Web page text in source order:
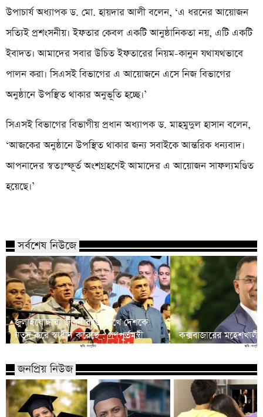
উপাচার্য অধ্যাপক ড. মো. হায়দার আলী বলেন, ‘এ ধরনের আয়োজন
সত্যিই প্রশংসনীয়। ইফতার কেবল একটি আনুষ্ঠানিকতা নয়, এটি একটি
ইবাদত। আমাদের সবার উচিত ইফতারের নিয়ম-কানুন যথাযথভাবে
পালন করা। সিএসই বিভাগের এ আয়োজনে এসে নিজ বিভাগের
অনুষ্ঠানে উপস্থিত থাকার অনুভূতি হচ্ছে।’
সিএসই বিভাগের বিভাগীয় প্রধান অধ্যাপক ড. মাহমুদুল হাসান বলেন,
‘আজকের অনুষ্ঠানে উপস্থিত থাকার জন্য সবাইকে আন্তরিক ধন্যবাদ।
আপনাদের স্বতঃস্ফূর্ত অংশগ্রহণেই আমাদের এ আয়োজন সাফল্যমণ্ডিত
হয়েছে।’
সর্বশেষ নিউজে
জুলাইযোদ্ধারা জীবন বাজি রেখে দেশকে
নতুন করে স্বাধীন করেছে : গণপূর্তমন্ত্রী
কক্সবাজারের মহেশখালীর
জনপ্রিয় নিউজ